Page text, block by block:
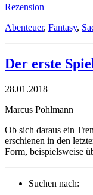
Rezension
Abenteuer, Fantasy,
Der erste
28.01.2018
Marcus Pohlmann
Ob sich daraus ein
erschienen in den
Form, beispielsweise
Suchen nach: